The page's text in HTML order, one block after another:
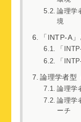
論理学
境
「INTP-A
「
「
論理学者型
論理学
論理学
ーチ